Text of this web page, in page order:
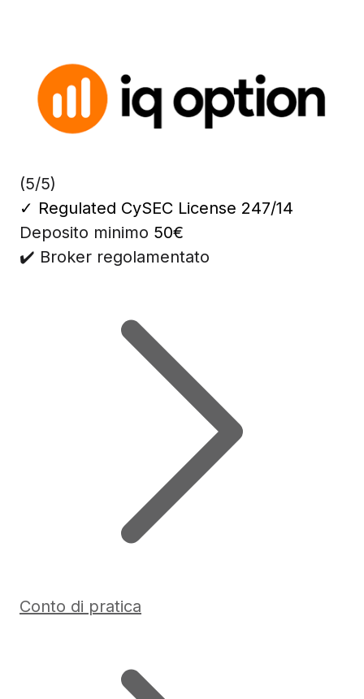
(5/5)
✓ Regulated CySEC License 247/14
Deposito minimo 50€
✔️ Broker regolamentato
Conto di pratica